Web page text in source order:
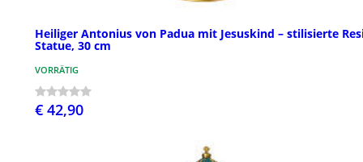
Heiliger Antonius von Padua mit Jesuskind – stilisierte
Statue, 30 cm
VORRÄTIG
€ 42,90